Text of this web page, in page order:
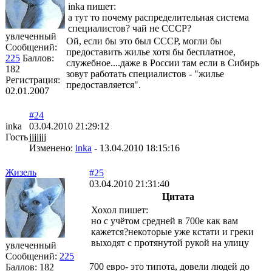
увлеченный
Сообщений:
225 Баллов:
182
Регистрация:
02.01.2007
inka пишет:
а тут то почему распределительная система
специалистов? чай не СССР?
Ой, если бы это был СССР, могли бы
предоставить жилье хотя бы бесплатное,
служебное....даже в России там если в Сибирь
зовут работать специалистов - "жилье
предоставляется".
inka
Гость
#24
03.04.2010 21:29:12
jjjjjjj
Изменено: inka - 13.04.2010 18:15:16
Жизель
увлеченный
Сообщений: 225
Баллов: 182
#25
03.04.2010 21:31:40
Цитата
Хохол пишет:
но с учётом средней в 700е как вам
кажется?некоторые уже кстати и греки
выходят с протянутой рукой на улицу
700 евро- это типота, довели людей до